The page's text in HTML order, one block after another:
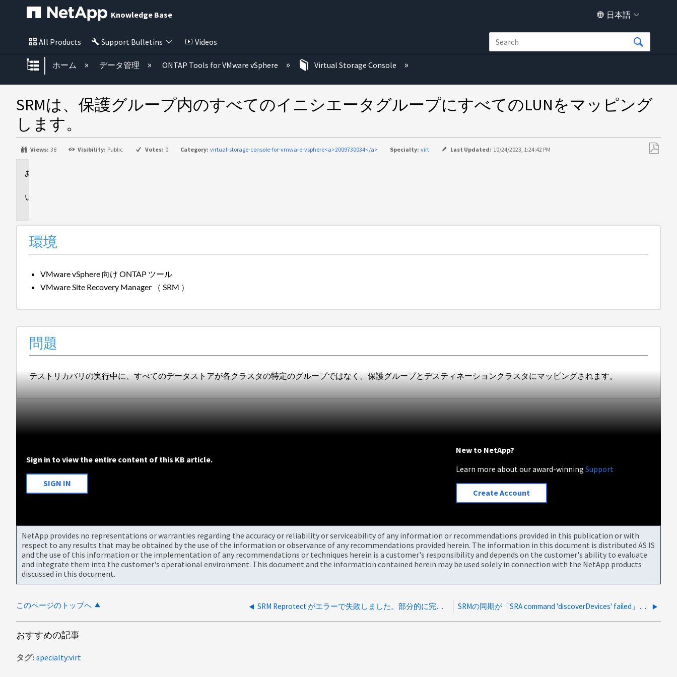
Knowledge Base 日本語
All Products Support Bulletins Videos
グローバル階層を展開/折りたたむ
ホーム データ管理 ONTAP Tools for VMware vSphere Virtual Storage Console
SRMは、保護グループ内のすべてのイニシエータグループにすべてのLUNをマッピング
します。
Views: 38 Visibility: Public Votes: 0 Category: virtual-storage-console-for-vmware-vsphere<a>2009730034</a> Specialty: virt Last Updated: 10/24/2023, 1:24:42 PM
環境
VMware vSphere 向け ONTAP ツール
VMware Site Recovery Manager （ SRM ）
問題
テストリカバリの実行中に、すべてのデータストアが各クラスタの特定のグループではなく、保護グループとデスティネーションクラスタにマッピングされます。
Sign in to view the entire content of this KB article.
SIGN IN
New to NetApp?
Learn more about our award-winningSupport
Create Account
NetApp provides no representations or warranties regarding the accuracy or reliability or serviceability of any information or recommendations provided in this publication or with
respect to any results that may be obtained by the use of the information or observance of any recommendations provided herein. The information in this document is distributed AS IS
and the use of this information or the implementation of any recommendations or techniques herein is a customer's responsibility and depends on the customer's ability to evaluate
and integrate them into the customer's operational environment. This document and the information contained herein may be used solely in connection with the NetApp products
discussed in this document.
このページのトップへ SRM Reprotect がエラーで失敗しました。部分的に完了し、SnapMirror はまだ切断されたままです。ONTAP Tools 10.x (SRA) SRMの同期が「SRA command 'discoverDevices' failed」というエラーで失敗する
おすすめの記事
タグ specialty:virt